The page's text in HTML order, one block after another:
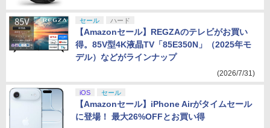
セール ハード
【Amazonセール】REGZAのテレビがお買い
得。85V型4K液晶TV「85E350N」（2025年モ
デル）などがラインナップ
(2026/7/31)
iOS セール
【Amazonセール】iPhone Airがタイムセール
に登場！ 最大26%OFFとお買い得